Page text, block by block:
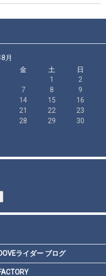
月
金 土 日
1
2
7 8
9
14 15
16
21 22
23
28 29
30
ライダー ブログ